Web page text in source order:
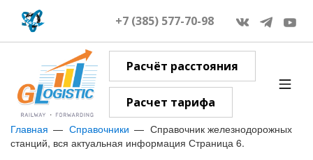
+7 (385) 577-70-98
Расчёт расстояния
Расчет тарифа
Главная Справочники
Справочник железнодорожных
станций, вся актуальная информация Страница 6.